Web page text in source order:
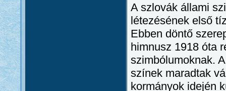
A szlovák állami
létezésének első
Ebben döntő
himnusz 1918 óta
szimbólumoknak.
színek maradtak
kormányok idején